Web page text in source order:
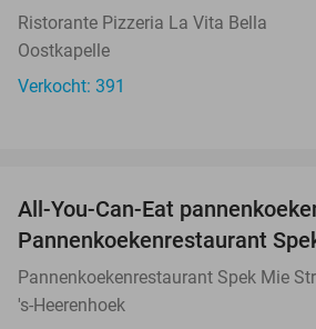
Ristorante Pizzeria La Vita Bella
Oostkapelle
Verkocht: 391
All-You-Can-Eat
Pannenkoekenrestaurant
Pannenkoekenrestaurant Spek Mie
's-Heerenhoek